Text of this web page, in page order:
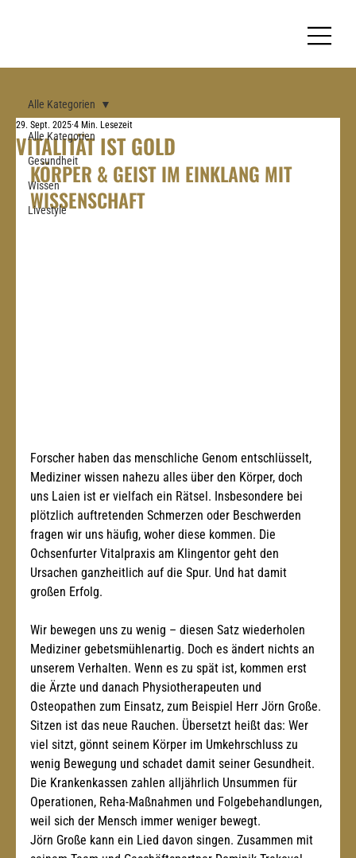
Alle Kategorien
Gesundheit
Wissen
Livestyle
Alle Kategorien
VITALITÄT IST GOLD
29. Sept. 2025 4 Min. Lesezeit
KÖRPER & GEIST IM EINKLANG MIT
WISSENSCHAFT
Forscher haben das menschliche Genom entschlüsselt,
Mediziner wissen nahezu alles über den Körper, doch
uns Laien ist er vielfach ein Rätsel. Insbesondere bei
plötzlich auftretenden Schmerzen oder Beschwerden
fragen wir uns häufig, woher diese kommen. Die
Ochsenfurter Vitalpraxis am Klingentor geht den
Ursachen ganzheitlich auf die Spur. Und hat damit
großen Erfolg.
Wir bewegen uns zu wenig – diesen Satz wiederholen
Mediziner gebetsmühlenartig. Doch es ändert nichts an
unserem Verhalten. Wenn es zu spät ist, kommen erst
die Ärzte und danach Physiotherapeuten und
Osteopathen zum Einsatz, zum Beispiel Herr Jörn Große.
Sitzen ist das neue Rauchen. Übersetzt heißt das: Wer
viel sitzt, gönnt seinem Körper im Umkehrschluss zu
wenig Bewegung und schadet damit seiner Gesundheit.
Die Krankenkassen zahlen alljährlich Unsummen für
Operationen, Reha-Maßnahmen und Folgebehandlungen,
weil sich der Mensch immer weniger bewegt.
Jörn Große kann ein Lied davon singen. Zusammen mit